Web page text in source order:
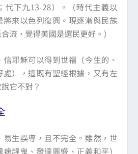
代下九13-28）。（時代主義以
將來以色列復興。現逐漸與民族
流，覺得美國是選民更好。）
耶穌可以得到世福（今生的、
處），這既有聖經根據，又有左
它不對？
易生誤導，且不完全。雖然，世
趕鬼、發達興盛、正義和平）